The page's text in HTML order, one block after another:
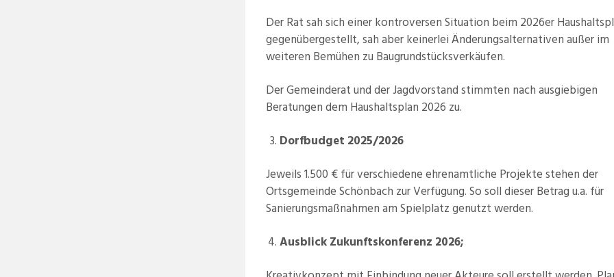
Der Rat sah sich einer kontroversen Situation beim 2026er
gegenübergestellt, sah aber keinerlei Änderungsalternativen außer im
weiteren Bemühen zu Baugrundstücksverkäufen.
Der Gemeinderat und der Jagdvorstand stimmten nach ausgiebigen
Beratungen dem Haushaltsplan 2026 zu.
Dorfbudget 2025/2026
Jeweils 1.500 € für verschiedene ehrenamtliche Projekte stehen der
Ortsgemeinde Schönbach zur Verfügung. So soll dieser Betrag u.a. für
Sanierungsmaßnahmen am Spielplatz genutzt werden.
Ausblick Zukunftskonferenz 2026;